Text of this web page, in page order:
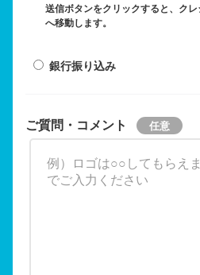
送信ボタンをクリックすると、ク
へ移動します。
銀行振り込み
ご質問・コメント